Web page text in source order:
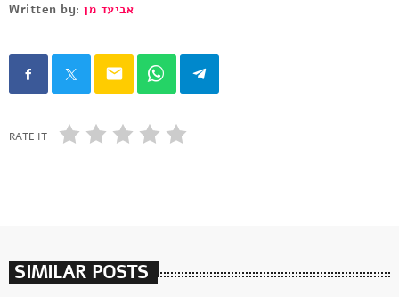
Written by:אביעד מן
email
RATE IT
SIMILAR POSTS